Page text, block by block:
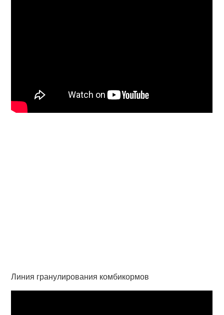
Линия гранулирования комбикормов